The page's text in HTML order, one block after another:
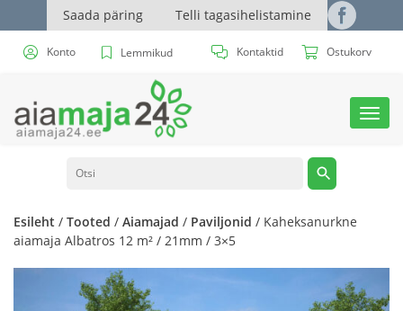
Saada päring Telli tagasihelistamine
Konto Lemmikud Kontaktid Ostukorv
Esileht / Tooted / Aiamajad / Paviljonid / Kaheksanurkne
aiamaja Albatros 12 m² / 21mm / 3×5